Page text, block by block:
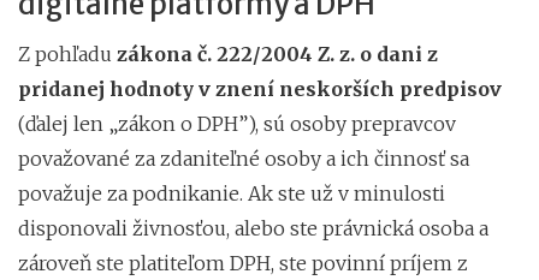
Z pohľadu zákona č. 222/2004 Z. z. o dani z
pridanej hodnoty v znení neskorších predpisov
(ďalej len „zákon o DPH”), sú osoby prepravcov
považované za zdaniteľné osoby a ich činnosť sa
považuje za podnikanie. Ak ste už v minulosti
disponovali živnosťou, alebo ste právnická osoba a
zároveň ste platiteľom DPH, ste povinní príjem z